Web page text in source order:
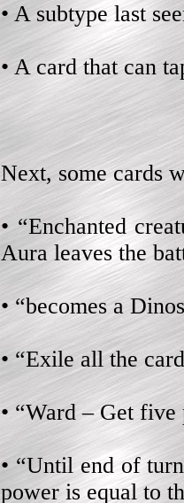
• A subtype last
• A card that can
Next, some cards
• “Enchanted
Aura leaves the
• “becomes a
• “Exile all the
• “Ward – Get five
• “Until end of
power is equal to